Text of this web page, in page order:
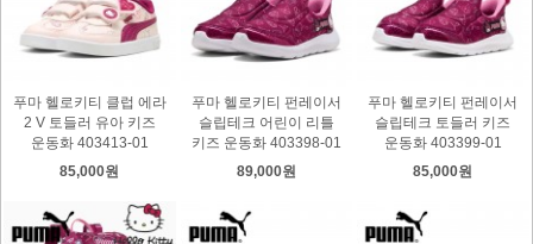
푸마 헬로키티 클럽 에라
2 V 토들러 유아 키즈
운동화 403413-01
85,000원
푸마 헬로키티 펀레이서
슬립테크 어린이 리틀
키즈 운동화 403398-01
89,000원
푸마 헬로키티 펀레이서
슬립테크 토들러 키즈
운동화 403399-01
85,000원